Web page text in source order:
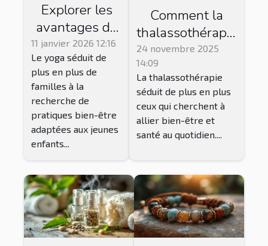
Explorer les
avantages du
yoga pour les
jeunes enfants
11 janvier 2026 12:16
Le yoga séduit de
plus en plus de
familles à la
recherche de
pratiques bien-être
adaptées aux jeunes
enfants...
Comment la
thalassothérapie
peut
transformer
votre quotidien
?
24 novembre 2025
14:09
La thalassothérapie
séduit de plus en plus
ceux qui cherchent à
allier bien-être et
santé au quotidien....